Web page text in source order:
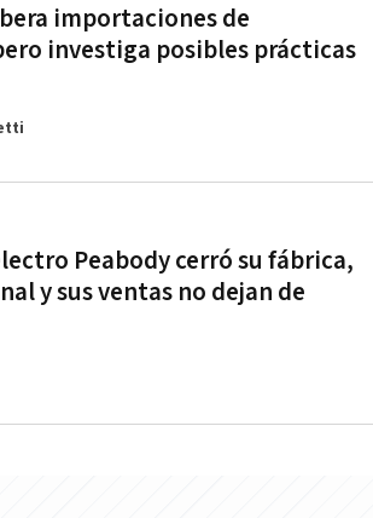
importaciones de
investiga posibles prácticas
Peabody cerró su fábrica,
y sus ventas no dejan de